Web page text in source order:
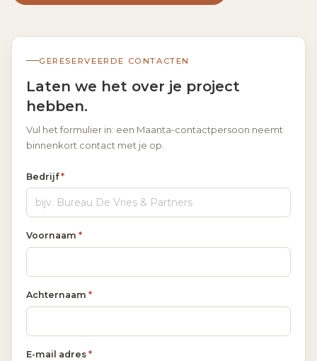
GERESERVEERDE CONTACTEN
Laten we het over je project
hebben.
Vul het formulier in: een Maanta-contactpersoon neemt
binnenkort contact met je op.
Bedrijf*
Voornaam *
Achternaam *
E-mail adres *